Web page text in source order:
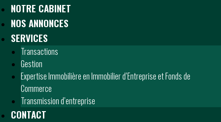
t
e
t
NOTRE CABINET
NOS ANNONCES
SERVICES
Transactions
Gestion
Expertise Immobilière en Immobilier d’Entreprise et Fonds de
Commerce
Transmission d’entreprise
CONTACT